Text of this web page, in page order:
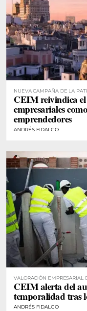
NUEVA CAMPAÑA DE LA
CEIM reivindica el
empresariales
emprendedores
ANDRÉS FIDALGO
VALORACIÓN EMPRESARIAL
CEIM alerta del
temporalidad tras
ANDRÉS FIDALGO